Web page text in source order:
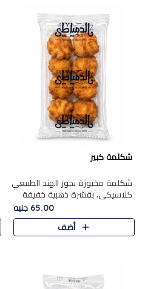
شكلمة كبير
شكلمة مخبوزة بجوز الهند الطبيعي
كلاسيكي، بقشرة ذهبية خفيفة
وقلب طري رطب يذوب في الفم،
تمنحك المذاق الشرقي الحلو الأصيل
التقليدي في كل لقمة.
65.00 جنيه
أضف